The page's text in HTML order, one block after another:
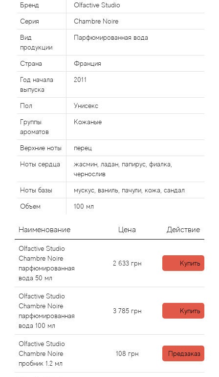
Бренд Olfactive Studio
Серия Chambre Noire
Вид
продукции
Парфюмированная вода
Страна Франция
Год начала
выпуска
2011
Пол Унисекс
Группы
ароматов
Кожаные
Верхние ноты перец
Ноты сердца
жасмин, ладан, папирус, фиалка,
чернослив
Ноты базы мускус, ваниль, пачули, кожа, сандал
Объем 100 мл
Наименование Цена Действие
Olfactive Studio
Chambre Noire
парфюмированная
вода 50 мл
2 633 грн Купить
Olfactive Studio
Chambre Noire
парфюмированная
вода 100 мл
3 785 грн Купить
Olfactive Studio
Chambre Noire
пробник 1.2 мл
108 грн Предзаказ
Affinessence
Afnan
Agatha Ruiz de la Prada
Agent Provocateur
Agonist
Aigner
Aj Arabia (Widian)
Ajmal
Al Jazeera
Alaia Paris
Alexander McQueen
Alexandre Barthet
Alexandre J
Alfred Dunhill